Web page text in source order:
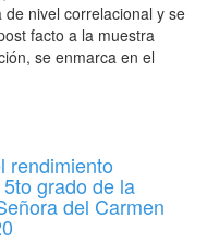
nivel correlacional y se
facto a la muestra
se enmarca en el
rendimiento
grado de la
del Carmen